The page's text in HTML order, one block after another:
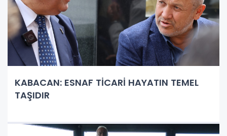
KABACAN: ESNAF TİCARİ HAYATIN TEMEL
TAŞIDIR